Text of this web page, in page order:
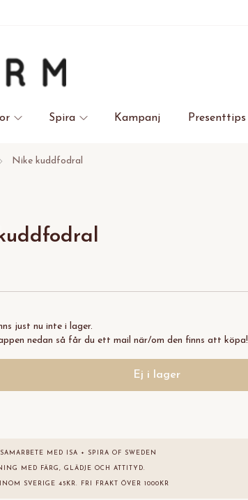
Spira Kampanj Presenttips
Nike kuddfodral
just nu inte i lager.
nedan så får du ett mail när/om den finns att köpa!
Ej i lager
MED ISA + SPIRA OF SWEDEN
MED FÄRG, GLÄDJE OCH ATTITYD.
SVERIGE 45KR. FRI FRAKT ÖVER 1000KR